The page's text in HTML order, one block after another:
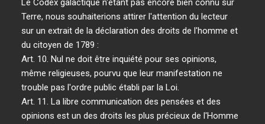
Le Codex galactique n'étant pas encore bien connu sur
Terre, nous souhaiterions attirer l'attention du lecteur
sur un extrait de la déclaration des droits de l'homme et
du citoyen de 1789 :
Art. 10. Nul ne doit être inquiété pour ses opinions,
même religieuses, pourvu que leur manifestation ne
trouble pas l'ordre public établi par la Loi.
Art. 11. La libre communication des pensées et des
opinions est un des droits les plus précieux de l'Homme